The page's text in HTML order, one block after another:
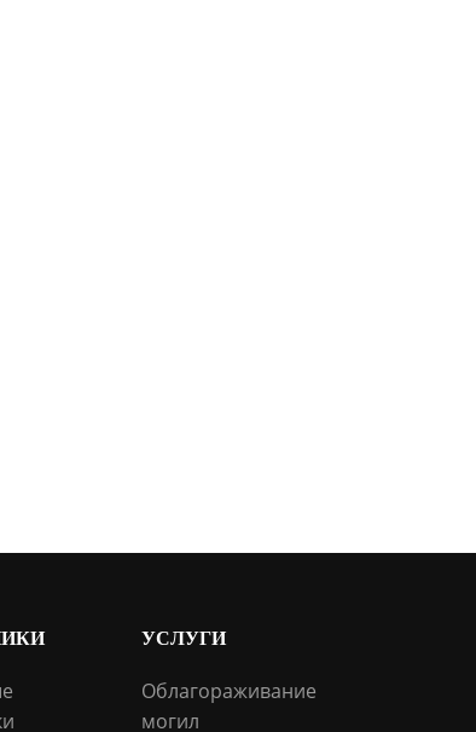
УСЛУГИ
Облагораживание
могил